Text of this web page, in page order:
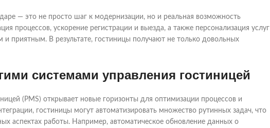
— это не просто шаг к модернизации, но и реальная возможность
процессов, ускорение регистрации и выезда, а также персонализация услуг
приятным. В результате, гостиницы получают не только довольных
системами управления гостиницей
(PMS) открывает новые горизонты для оптимизации процессов и
гостиницы могут автоматизировать множество рутинных задач, что
аспектах работы. Например, автоматическое обновление данных о